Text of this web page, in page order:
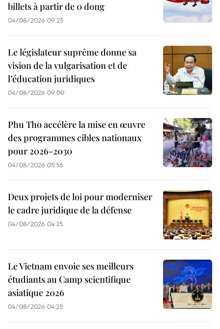
billets à partir de 0 dong
04/08/2026 09:25
Le législateur suprême donne sa
vision de la vulgarisation et de
l’éducation juridiques
04/08/2026 09:00
Phu Tho accélère la mise en œuvre
des programmes cibles nationaux
pour 2026-2030
04/08/2026 05:56
Deux projets de loi pour moderniser
le cadre juridique de la défense
04/08/2026 04:35
Le Vietnam envoie ses meilleurs
étudiants au Camp scientifique
asiatique 2026
04/08/2026 04:25